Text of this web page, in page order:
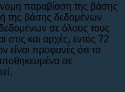
παραβίαση της βάσης
της βάσης δεδομένων
σε όλους τους
και αρχές, εντός 72
προφανές ότι τα
σε